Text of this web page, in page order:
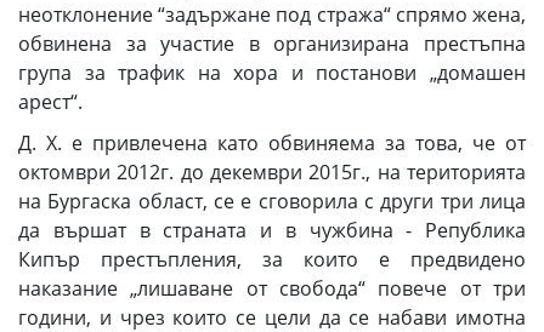
неотклонение “задържане под стража“ спрямо жена,
обвинена за участие в организирана престъпна
група за трафик на хора и постанови „домашен
арест“.
Д. Х. е привлечена като обвиняема за това, че от
октомври 2012г. до декември 2015г., на територията
на Бургаска област, се е сговорила с други три лица
да вършат в страната и в чужбина - Република
Кипър престъпления, за които е предвидено
наказание „лишаване от свобода“ повече от три
години, и чрез които се цели да се набави имотна